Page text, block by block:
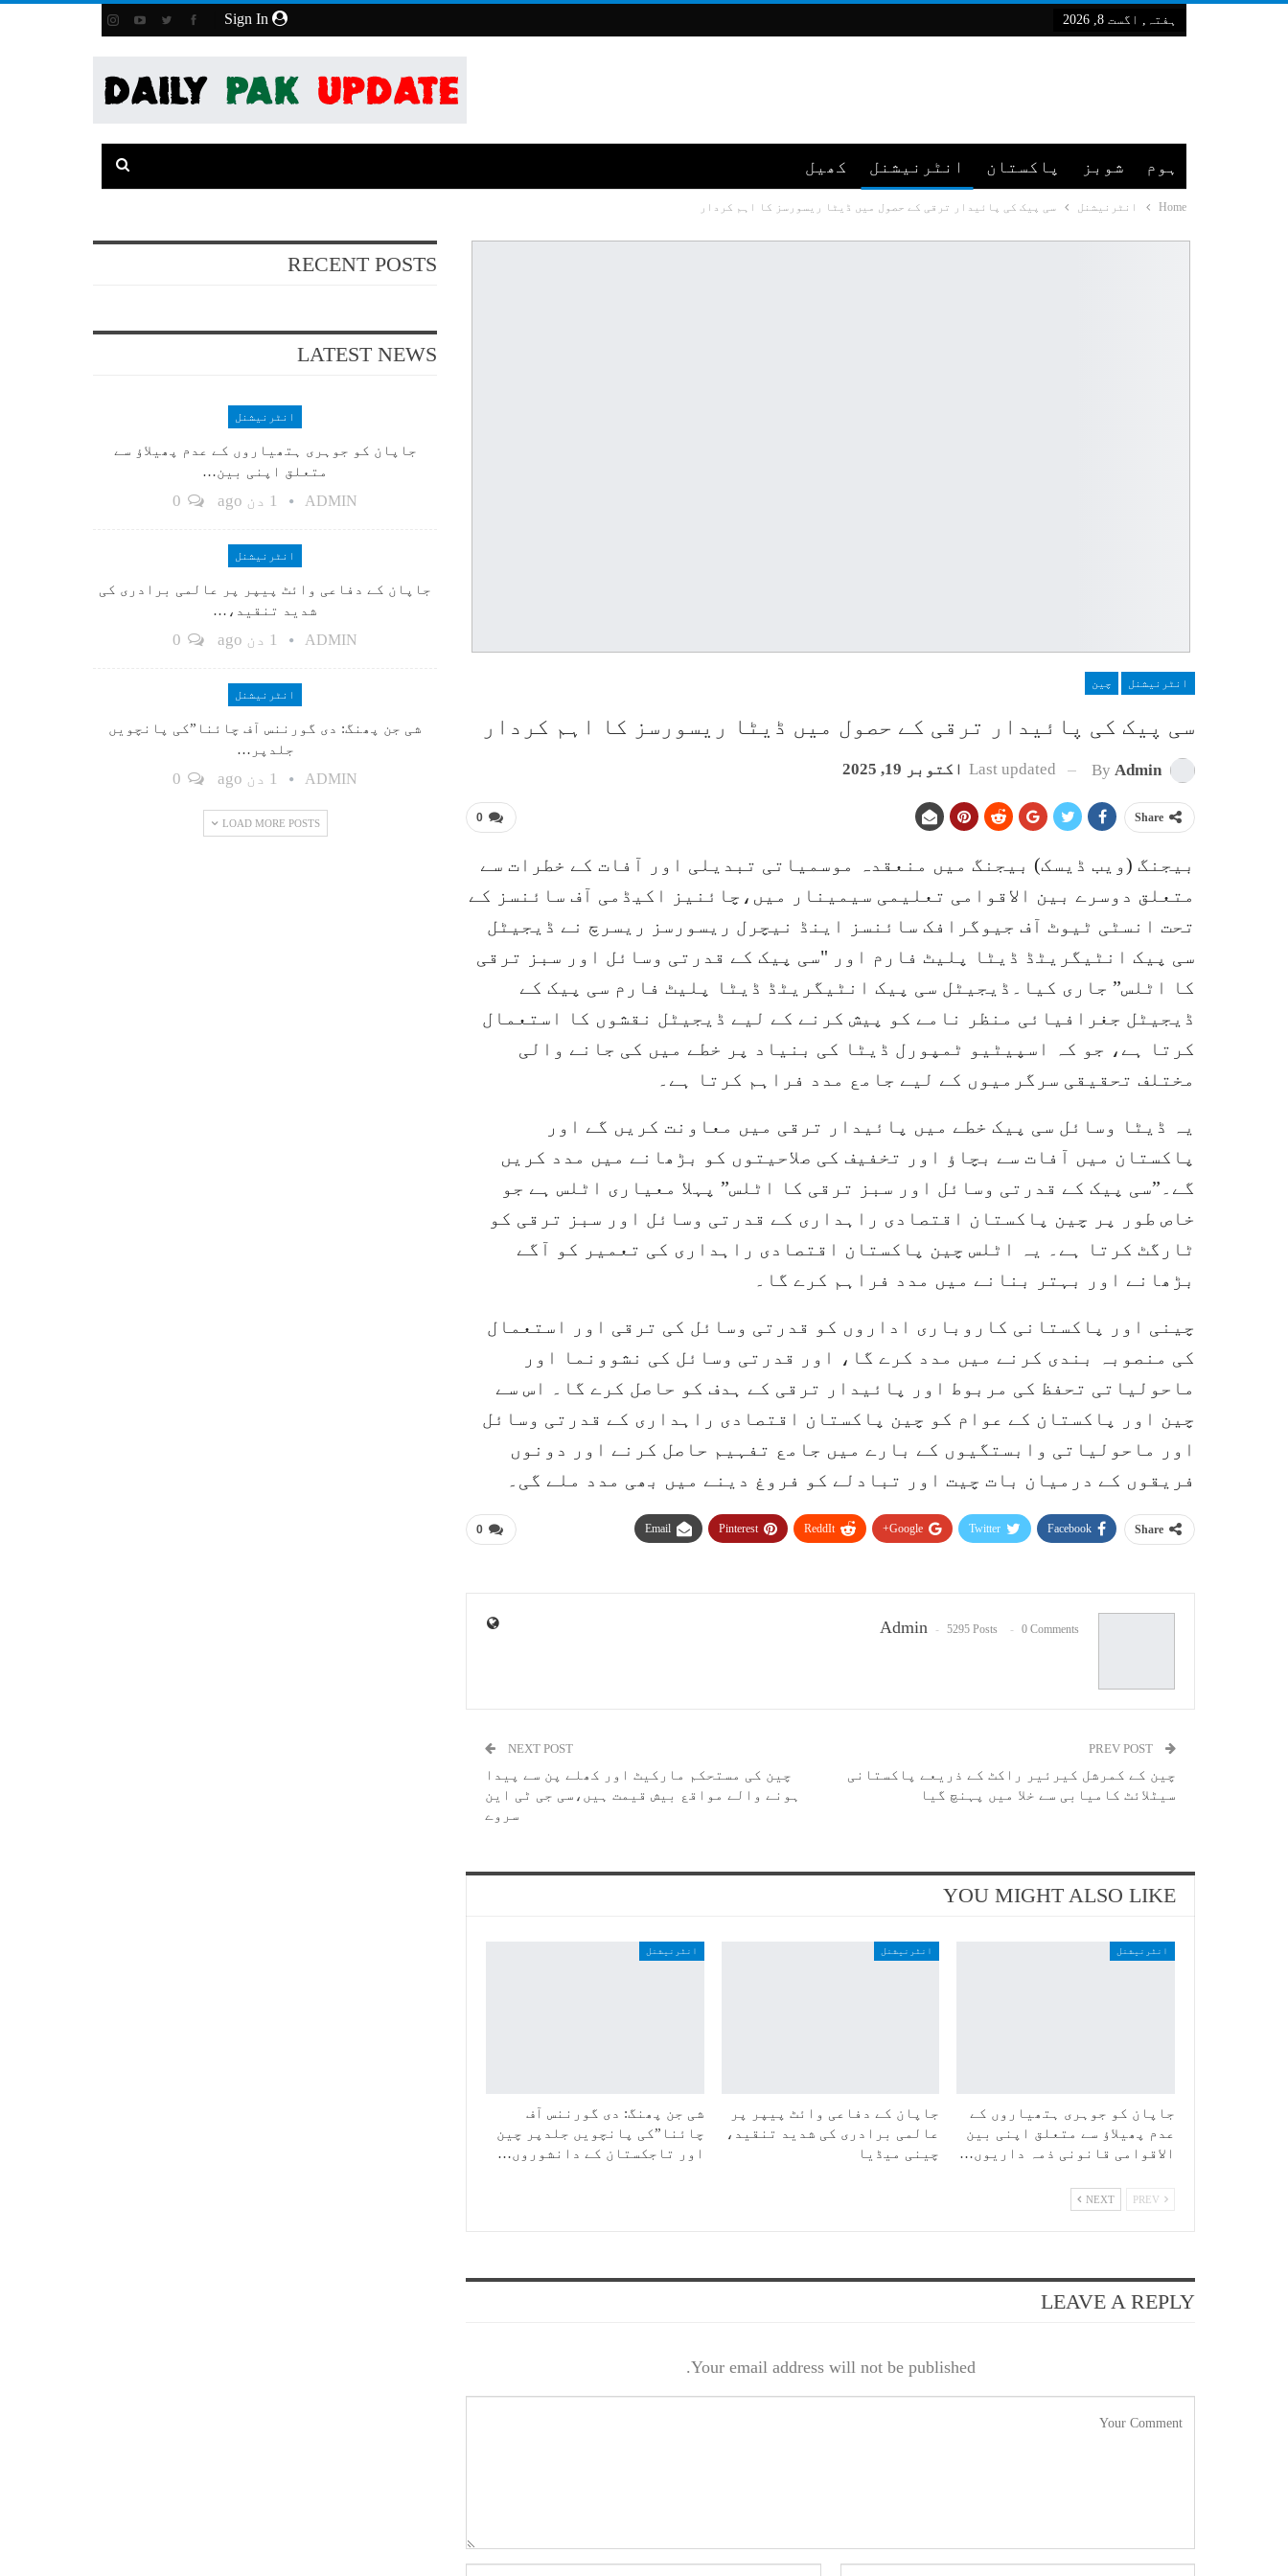
ہفتہ, اگست 8, 2026
ہوم شوبز پاکستان انٹرنیشنل کھیل
Home انٹرنیشنل سی پیک کی پائیدار ترقی کے حصول میں ڈیٹا ریسورسز کا اہم کردار
انٹرنیشنل چین
سی پیک کی پائیدار ترقی کے حصول میں ڈیٹا ریسورسز کا اہم کردار
By Admin
Last updated اکتوبر 19, 2025
0 Share
بیجنگ (ویب ڈیسک) بیجنگ میں منعقدہ موسمیاتی تبدیلی اور آفات کے خطرات سے
متعلق دوسرے بین الاقوامی تعلیمی سیمینار میں،چائنیز اکیڈمی آف سائنسز کے
تحت انسٹی ٹیوٹ آف جیوگرافک سائنسز اینڈ نیچرل ریسورسز ریسرچ نے ڈیجیٹل
سی پیک انٹیگریٹڈ ڈیٹا پلیٹ فارم اور "سی پیک کے قدرتی وسائل اور سبز ترقی
کا اٹلس” جاری کیا۔ڈیجیٹل سی پیک انٹیگریٹڈ ڈیٹا پلیٹ فارم سی پیک کے
ڈیجیٹل جغرافیائی منظر نامے کو پیش کرنے کے لیے ڈیجیٹل نقشوں کا استعمال
کرتا ہے، جو کہ اسپیٹیو ٹمپورل ڈیٹا کی بنیاد پر خطے میں کی جانے والی
مختلف تحقیقی سرگرمیوں کے لیے جامع مدد فراہم کرتا ہے۔
یہ ڈیٹا وسائل سی پیک خطے میں پائیدار ترقی میں معاونت کریں گے اور
پاکستان میں آفات سے بچاؤ اور تخفیف کی صلاحیتوں کو بڑھانے میں مدد کریں
گے۔”سی پیک کے قدرتی وسائل اور سبز ترقی کا اٹلس” پہلا معیاری اٹلس ہے جو
خاص طور پر چین پاکستان اقتصادی راہداری کے قدرتی وسائل اور سبز ترقی کو
ٹارگٹ کرتا ہے۔ یہ اٹلس چین پاکستان اقتصادی راہداری کی تعمیر کو آگے
بڑھانے اور بہتر بنانے میں مدد فراہم کرے گا۔
چینی اور پاکستانی کاروباری اداروں کو قدرتی وسائل کی ترقی اور استعمال
کی منصوبہ بندی کرنے میں مدد کرے گا، اور قدرتی وسائل کی نشوونما اور
ماحولیاتی تحفظ کی مربوط اور پائیدار ترقی کے ہدف کو حاصل کرے گا۔ اس سے
چین اور پاکستان کے عوام کو چین پاکستان اقتصادی راہداری کے قدرتی وسائل
اور ماحولیاتی وابستگیوں کے بارے میں جامع تفہیم حاصل کرنے اور دونوں
فریقوں کے درمیان بات چیت اور تبادلے کو فروغ دینے میں بھی مدد ملے گی۔
0 Share
Facebook
Twitter
Google+
ReddIt
Pinterest
Email
Admin 5295 Posts 0 Comments
چین کے کمرشل کیرئیر راکٹ کے ذریعے پاکستانی
سیٹلائٹ کامیابی سے خلا میں پہنچ گیا
NEXT POST
چین کی مستحکم مارکیٹ اور کھلے پن سے پیدا
ہونے والے مواقع بیش قیمت ہیں،سی جی ٹی این
سروے
YOU MIGHT ALSO LIKE
انٹرنیشنل
جاپان کو جوہری ہتھیاروں کے
عدم پھیلاؤ سے متعلق اپنی بین
الاقوامی قانونی ذمہ داریوں…
انٹرنیشنل
جاپان کے دفاعی وائٹ پیپر پر
عالمی برادری کی شدید تنقید،
چینی میڈیا
انٹرنیشنل
شی جن پھنگ: دی گورننس آف
چائنا”کی پانچویں جلدپر چین
اور تاجکستان کے دانشوروں…
NEXT
LEAVE A REPLY
Your email address will not be published.
RECENT POSTS
LATEST NEWS
انٹرنیشنل
جاپان کو جوہری ہتھیاروں کے عدم پھیلاؤ سے
متعلق اپنی بین…
ADMIN 1 دن ago
انٹرنیشنل
جاپان کے دفاعی وائٹ پیپر پر عالمی برادری کی
شدید تنقید،…
ADMIN 1 دن ago
انٹرنیشنل
شی جن پھنگ: دی گورننس آف چائنا”کی پانچویں
جلدپر…
ADMIN 1 دن ago
LOAD MORE POSTS